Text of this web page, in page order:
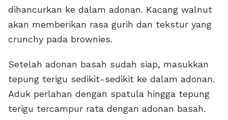
dihancurkan ke dalam adonan. Kacang walnut
akan memberikan rasa gurih dan tekstur yang
crunchy pada brownies.
Setelah adonan basah sudah siap, masukkan
tepung terigu sedikit-sedikit ke dalam adonan.
Aduk perlahan dengan spatula hingga tepung
terigu tercampur rata dengan adonan basah.